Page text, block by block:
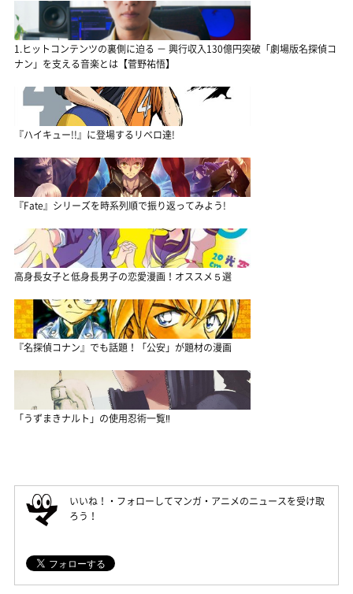
1.ヒットコンテンツの裏側に迫る － 興行収入130億円突破「劇場版名探偵コ
ナン」を支える音楽とは【菅野祐悟】
『ハイキュー!!』に登場するリベロ達!
『Fate』シリーズを時系列順で振り返ってみよう!
高身長女子と低身長男子の恋愛漫画！オススメ５選
『名探偵コナン』でも話題！「公安」が題材の漫画
「うずまきナルト」の使用忍術一覧‼
いいね！・フォローしてマンガ・アニメのニュースを受け取
ろう！